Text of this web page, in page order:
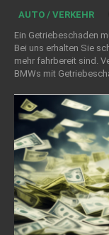
AUTO / VERKEHR
Ein Getriebeschaden
Bei uns erhalten Sie
mehr fahrbereit sind.
BMWs mit